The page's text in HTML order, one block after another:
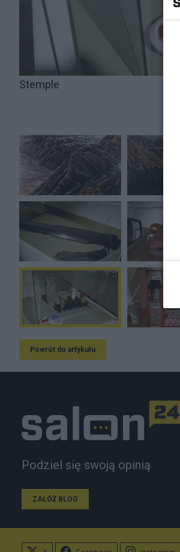
Stemple
Powrót do artykułu
Podziel się swoją opinią
ZAŁÓŻ BLOG